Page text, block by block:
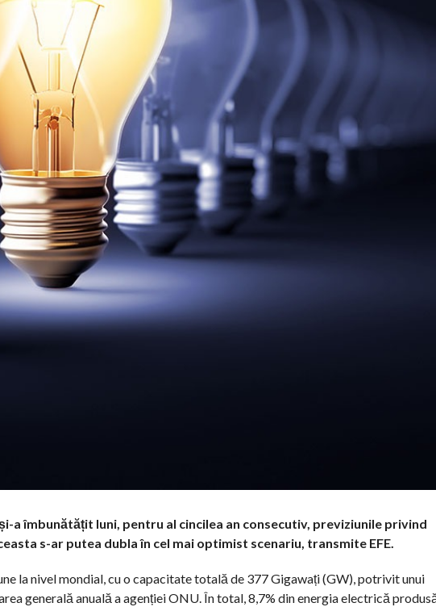
a îmbunătățit luni, pentru al cincilea an consecutiv, previziunile privind
s-ar putea dubla în cel mai optimist scenariu, transmite EFE.
la nivel mondial, cu o capacitate totală de 377 Gigawați (GW), potrivit unui
generală anuală a agenției ONU. În total, 8,7% din energia electrică